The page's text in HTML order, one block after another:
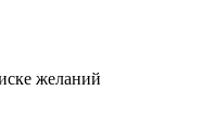
желаний